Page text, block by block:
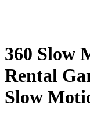
360 Slow
Rental
Slow